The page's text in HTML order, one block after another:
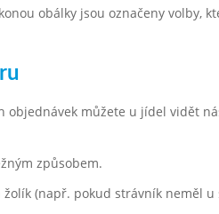
obálky jsou označeny volby,
objednávek můžete u jídel vidět
způsobem.
žolík (např. pokud strávník neměl u